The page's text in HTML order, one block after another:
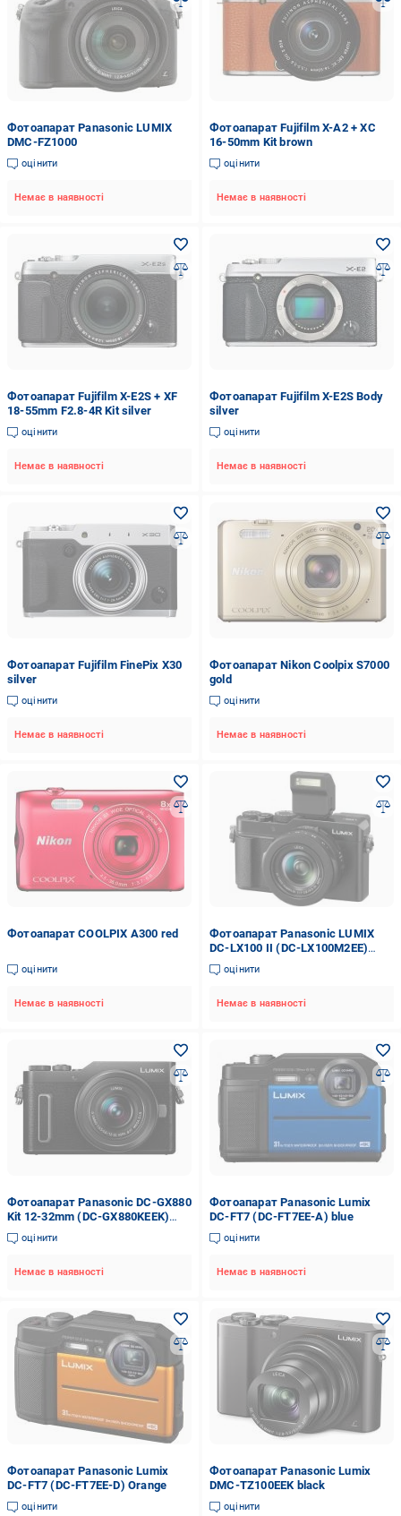
Фотоапарат Panasonic LUMIX
DMC-FZ1000
оцінити
Немає в наявності
Фотоапарат Fujifilm X-A2 + XC
16-50mm Kit brown
оцінити
Немає в наявності
Фотоапарат Fujifilm X-E2S + XF
18-55mm F2.8-4R Kit silver
оцінити
Немає в наявності
Фотоапарат Fujifilm X-E2S Body
silver
оцінити
Немає в наявності
Фотоапарат Fujifilm FinePix X30
silver
оцінити
Немає в наявності
Фотоапарат Nikon Coolpix S7000
gold
оцінити
Немає в наявності
Фотоапарат COOLPIX A300 red
оцінити
Немає в наявності
Фотоапарат Panasonic LUMIX
DC-LX100 II (DC-LX100M2EE)
black
оцінити
Немає в наявності
Фотоапарат Panasonic DC-GX880
Kit 12-32mm (DC-GX880KEEK)
black
оцінити
Немає в наявності
Фотоапарат Panasonic Lumix
DC-FT7 (DC-FT7EE-A) blue
оцінити
Немає в наявності
Фотоапарат Panasonic Lumix
DC-FT7 (DC-FT7EE-D) Orange
оцінити
Фотоапарат Panasonic Lumix
DMC-TZ100EEK black
оцінити